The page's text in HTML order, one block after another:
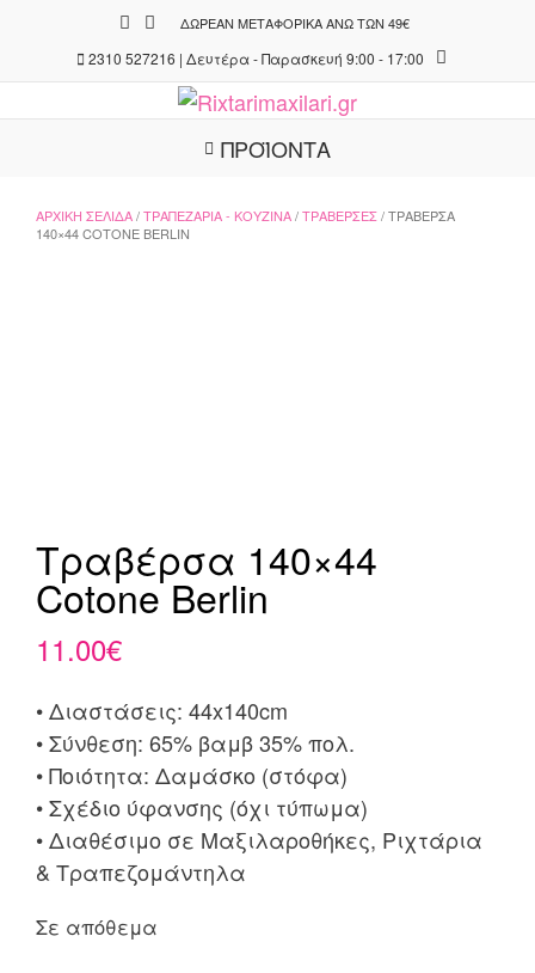
content
ΔΩΡΕΆΝ ΜΕΤΑΦΟΡΙΚΆ ΆΝΩ ΤΩΝ 49€
2310 527216 | Δευτέρα - Παρασκευή 9:00 - 17:00
ΠΡΟΪΟΝΤΑ
ΑΡΧΙΚΉ ΣΕΛΊΔΑ/ΤΡΑΠΕΖΑΡΊΑ - ΚΟΥΖΊΝΑ/ΤΡΑΒΈΡΣΕΣ/ ΤΡΑΒΈΡΣΑ
140×44 COTONE BERLIN
Τραβέρσα 140×44
Cotone Berlin
11.00€
• Διαστάσεις: 44x140cm
• Σύνθεση: 65% βαμβ 35% πολ.
• Ποιότητα: Δαμάσκο (στόφα)
• Σχέδιο ύφανσης (όχι τύπωμα)
• Διαθέσιμο σε Μαξιλαροθήκες, Ριχτάρια
& Τραπεζομάντηλα
Σε απόθεμα